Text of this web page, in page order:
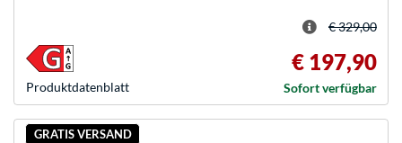
Produkt­datenblatt
€ 329,00
€ 197,90
Sofort verfügbar
GRATIS VERSAND